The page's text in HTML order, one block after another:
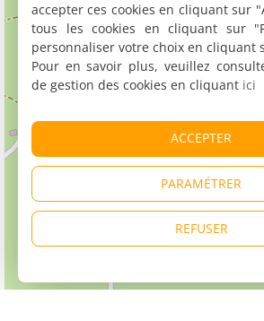
accepter ces cookies en cliquant sur
tous les cookies en cliquant sur
personnaliser votre choix en cliquant
Pour en savoir plus, veuillez
de gestion des cookies en cliquant ici
ACCEPTER
PARAMÉTRER
REFUSER